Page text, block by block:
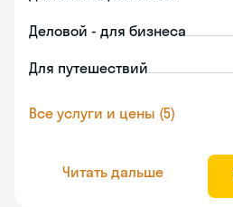
Деловой - для бизнеса
Для путешествий
Все услуги и цены (5)
Читать дальше